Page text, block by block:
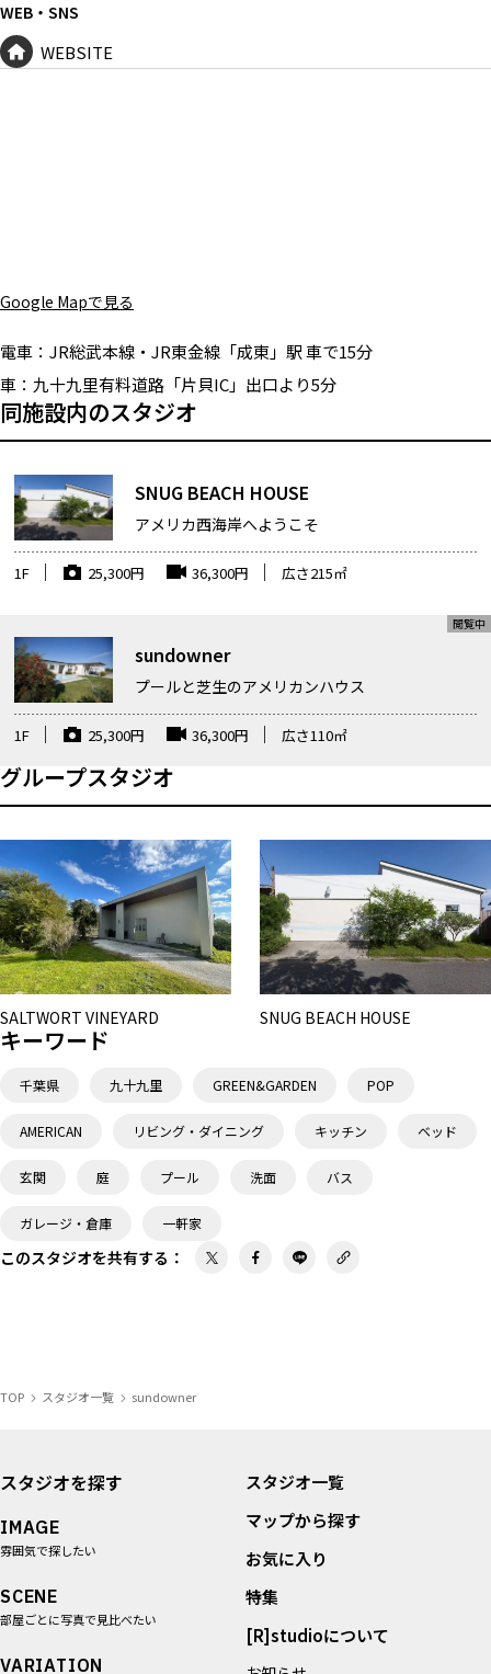
WEB・SNS
WEBSITE
Google Mapで見る
電車： JR総武本線・JR東金線「成東」駅 車で15分
車： 九十九里有料道路「片貝IC」出口より5分
同施設内のスタジオ
SNUG BEACH HOUSE
アメリカ西海岸へようこそ
1F 25,300円 36,300円 広さ215㎡
sundowner
プールと芝生のアメリカンハウス
1F 25,300円 36,300円 広さ110㎡
グループスタジオ
SALTWORT VINEYARD SNUG BEACH HOUSE
キーワード
千葉県 九十九里 GREEN&GARDEN POP
AMERICAN リビング・ダイニング キッチン ベッド
玄関 庭 プール 洗面 バス
ガレージ・倉庫 一軒家
このスタジオを共有する ：
TOP スタジオ一覧 sundowner
スタジオを探す
IMAGE
雰囲気で探したい
SCENE
部屋ごとに写真で見比べたい
VARIATION
スタジオ一覧
マップから探す
お気に入り
特集
[R]studioについて